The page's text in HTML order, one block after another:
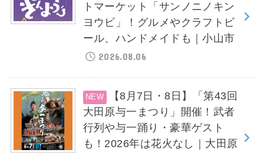
トマーケット「サンノニノキン
ヨウビ」！グルメやクラフトビ
ール、ハンドメイドも｜小山市
2026.08.06
【8月7日・8日】「第43回
大田原与一まつり」開催！武者
行列や与一踊り・豪華ゲスト
も！2026年は花火なし｜大田原